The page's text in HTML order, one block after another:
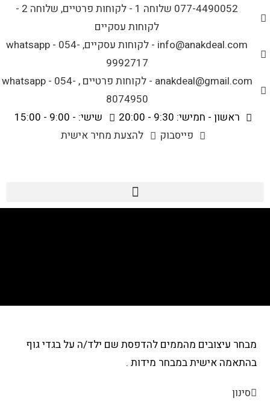
077-4490052 שלוחה 1 - לקוחות פרטיים, שלוחה 2 -
לקוחות עסקיים
info@anakdeal.com - לקוחות עסקיים, whatsapp - 054-
9992717
anakdeal@gmail.com - לקוחות פרטיים , whatsapp - 054-
8074950
ראשון - חמישי: 9:30 - 20:00
שישי: - 9:00 - 15:00
פייסבוק
להצעת מחיר אישית
מבחר עיצובים מהממים להדפסת שם ילד/ה על בגדי גוף
בהתאמה אישית במבחר מידות .
סינון